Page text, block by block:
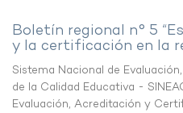
Boletín regional n° 5
y la certificación en la
Sistema Nacional de
de la Calidad Educativa -
Evaluación, Acreditación y